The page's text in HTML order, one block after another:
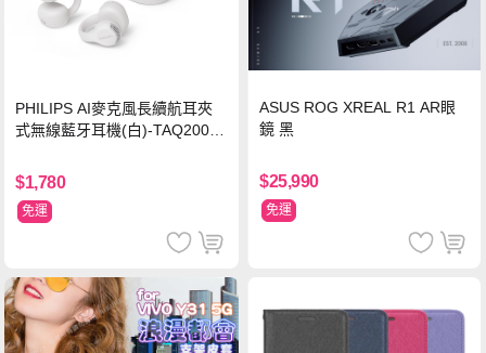
PHILIPS AI麥克風長續航耳夾
式無線藍牙耳機(白)-TAQ2000
$1,780
免運
ASUS ROG XREAL R1 AR眼
鏡 黑
$25,990
免運